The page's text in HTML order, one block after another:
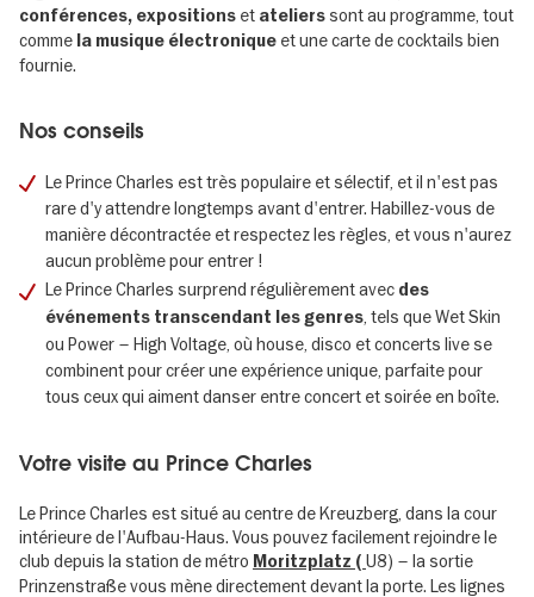
conférences, expositions et ateliers sont au programme, tout
comme la musique électronique et une carte de cocktails bien
fournie.
Nos conseils
Le Prince Charles est très populaire et sélectif, et il n'est pas
rare d'y attendre longtemps avant d'entrer. Habillez-vous de
manière décontractée et respectez les règles, et vous n'aurez
aucun problème pour entrer !
Le Prince Charles surprend régulièrement avec des
événements transcendant les genres, tels que Wet Skin
ou Power – High Voltage, où house, disco et concerts live se
combinent pour créer une expérience unique, parfaite pour
tous ceux qui aiment danser entre concert et soirée en boîte.
Votre visite au Prince Charles
Le Prince Charles est situé au centre de Kreuzberg, dans la cour
intérieure de l'Aufbau-Haus. Vous pouvez facilement rejoindre le
club depuis la station de métro Moritzplatz ( U8) – la sortie
Prinzenstraße vous mène directement devant la porte. Les lignes